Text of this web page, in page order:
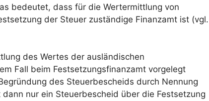
bedeutet, dass für die Wertermittlung von
der Steuer zuständige Finanzamt ist (vgl.
des Wertes der ausländischen
Fall beim Festsetzungsfinanzamt vorgelegt
des Steuerbescheids durch Nennung
nur ein Steuerbescheid über die Festsetzung